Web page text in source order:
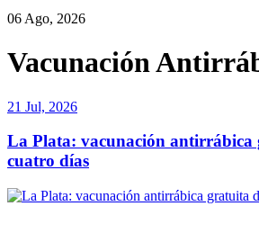
06 Ago, 2026
Vacunación
21 Jul, 2026
La Plata: vacunación
cuatro días